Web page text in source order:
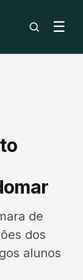
☰
de
dos
alunos